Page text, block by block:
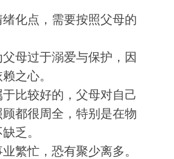
化点，需要按照父母的
母过于溺爱与保护，因
之心。
比较好的，父母对自己
都很周全，特别是在物
乏。
繁忙，恐有聚少离多。